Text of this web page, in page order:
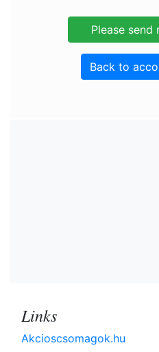
Back to
Links
Akcioscsomagok.hu